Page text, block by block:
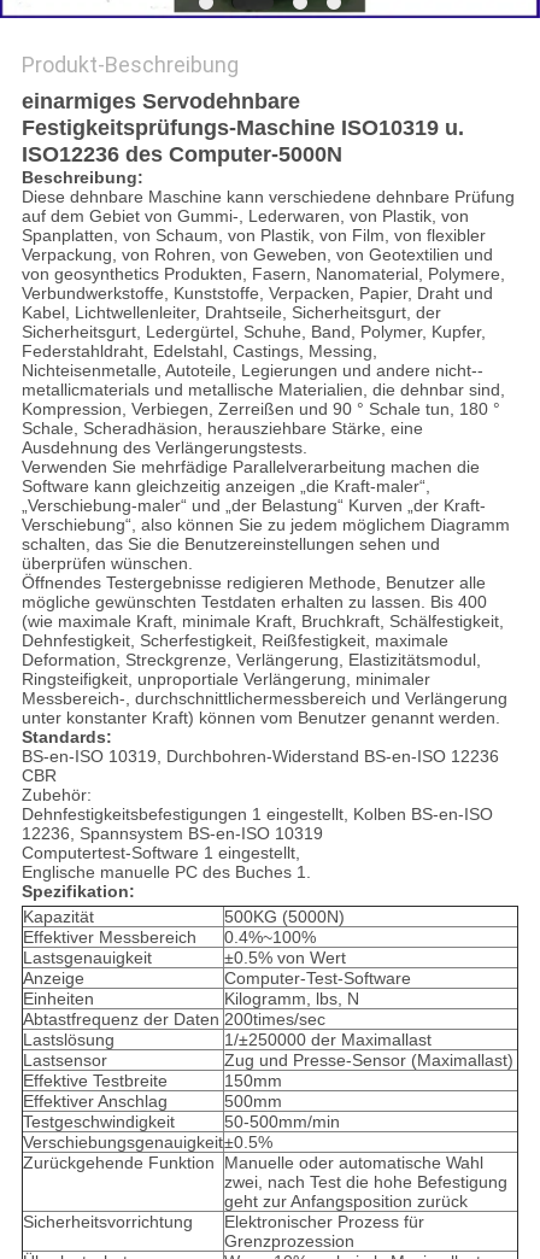
Produkt-Beschreibung
einarmiges Servodehnbare
Festigkeitsprüfungs-Maschine ISO10319 u.
ISO12236 des Computer-5000N
Beschreibung:
Diese dehnbare Maschine kann verschiedene dehnbare Prüfung
auf dem Gebiet von Gummi-, Lederwaren, von Plastik, von
Spanplatten, von Schaum, von Plastik, von Film, von flexibler
Verpackung, von Rohren, von Geweben, von Geotextilien und
von geosynthetics Produkten, Fasern, Nanomaterial, Polymere,
Verbundwerkstoffe, Kunststoffe, Verpacken, Papier, Draht und
Kabel, Lichtwellenleiter, Drahtseile, Sicherheitsgurt, der
Sicherheitsgurt, Ledergürtel, Schuhe, Band, Polymer, Kupfer,
Federstahldraht, Edelstahl, Castings, Messing,
Nichteisenmetalle, Autoteile, Legierungen und andere nicht--
metallicmaterials und metallische Materialien, die dehnbar sind,
Kompression, Verbiegen, Zerreißen und 90 ° Schale tun, 180 °
Schale, Scheradhäsion, herausziehbare Stärke, eine
Ausdehnung des Verlängerungstests.
Verwenden Sie mehrfädige Parallelverarbeitung machen die
Software kann gleichzeitig anzeigen „die Kraft-maler“,
„Verschiebung-maler“ und „der Belastung“ Kurven „der Kraft-
Verschiebung“, also können Sie zu jedem möglichem Diagramm
schalten, das Sie die Benutzereinstellungen sehen und
überprüfen wünschen.
Öffnendes Testergebnisse redigieren Methode, Benutzer alle
mögliche gewünschten Testdaten erhalten zu lassen. Bis 400
(wie maximale Kraft, minimale Kraft, Bruchkraft, Schälfestigkeit,
Dehnfestigkeit, Scherfestigkeit, Reißfestigkeit, maximale
Deformation, Streckgrenze, Verlängerung, Elastizitätsmodul,
Ringsteifigkeit, unproportiale Verlängerung, minimaler
Messbereich-, durchschnittlichermessbereich und Verlängerung
unter konstanter Kraft) können vom Benutzer genannt werden.
Standards:
BS-en-ISO 10319, Durchbohren-Widerstand BS-en-ISO 12236
CBR
Zubehör:
Dehnfestigkeitsbefestigungen 1 eingestellt, Kolben BS-en-ISO
12236, Spannsystem BS-en-ISO 10319
Computertest-Software 1 eingestellt,
Englische manuelle PC des Buches 1.
Spezifikation:
Kapazität
500KG (5000N)
Effektiver Messbereich
0.4%~100%
Lastsgenauigkeit
±0.5% von Wert
Anzeige
Computer-Test-Software
Einheiten
Kilogramm, lbs, N
Abtastfrequenz der Daten 200times/sec
Lastslösung
1/±250000 der Maximallast
Lastsensor
Zug und Presse-Sensor (Maximallast)
Effektive Testbreite
150mm
Effektiver Anschlag
500mm
Testgeschwindigkeit
50-500mm/min
Verschiebungsgenauigkeit±0.5%
Zurückgehende Funktion
Manuelle oder automatische Wahl
zwei, nach Test die hohe Befestigung
geht zur Anfangsposition zurück
Sicherheitsvorrichtung
Elektronischer Prozess für
Grenzprozession